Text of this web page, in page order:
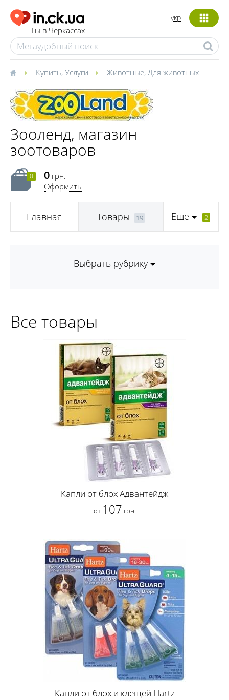
Ты в Черкассах
укр
Купить, Услуги Животные, Для животных
Зооленд, магазин
зоотоваров
0 0 грн.
Оформить
Главная Товары 19 Еще 2
Выбрать рубрику
Все товары
Капли от блох Адвантейдж
от 107 грн.
Капли от блох и клещей Hartz